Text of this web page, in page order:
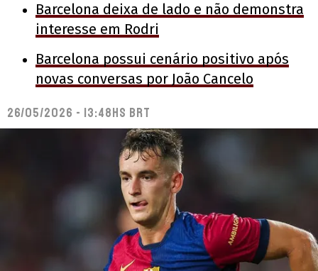
Barcelona deixa de lado e não demonstra
interesse em Rodri
Barcelona possui cenário positivo após
novas conversas por João Cancelo
26/05/2026 - 13:48hs BRT